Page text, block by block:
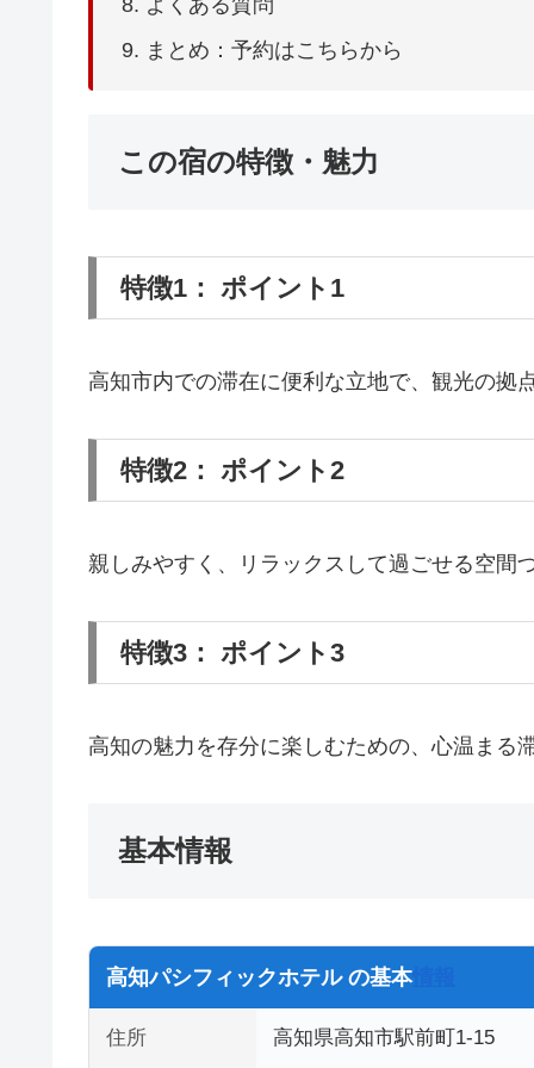
よくある質問
まとめ：予約はこちらから
この宿の特徴・魅力
特徴1： ポイント1
高知市内での滞在に便利な立地で、観光の拠
特徴2： ポイント2
親しみやすく、リラックスして過ごせる空間づ
特徴3： ポイント3
高知の魅力を存分に楽しむための、心温まる
基本情報
高知パシフィックホテル の基本情報
住所 高知県高知市駅前町1-15